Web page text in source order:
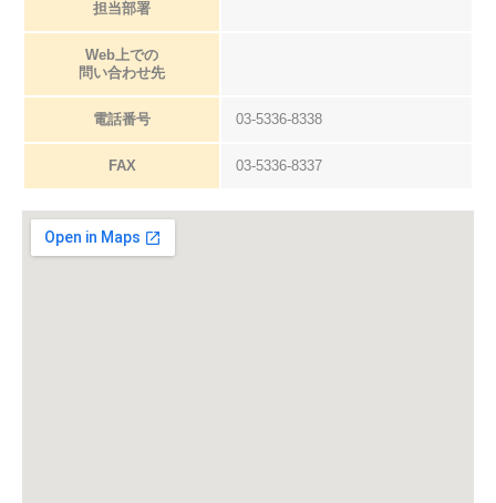
担当部署
Web上での
問い合わせ先
電話番号 03-5336-8338
FAX 03-5336-8337